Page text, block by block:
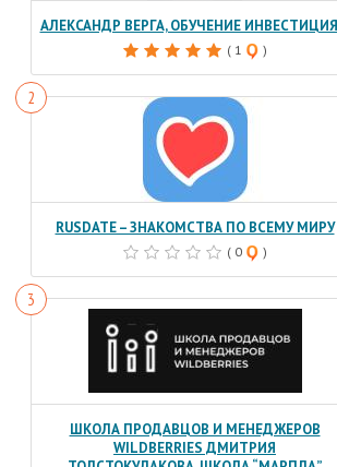
АЛЕКСАНДР ВЕРГА, ОБУЧЕНИЕ
( 1 )
RUSDATE – ЗНАКОМСТВА ПО ВСЕМУ МИРУ
( 0 )
ШКОЛА ПРОДАВЦОВ И МЕНЕДЖЕРОВ
WILDBERRIES ДМИТРИЯ